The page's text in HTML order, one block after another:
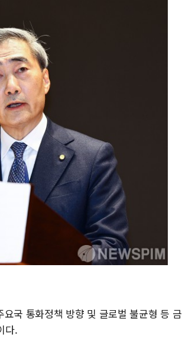
국 통화정책 방향 및 글로벌 불균형 등 금
다.